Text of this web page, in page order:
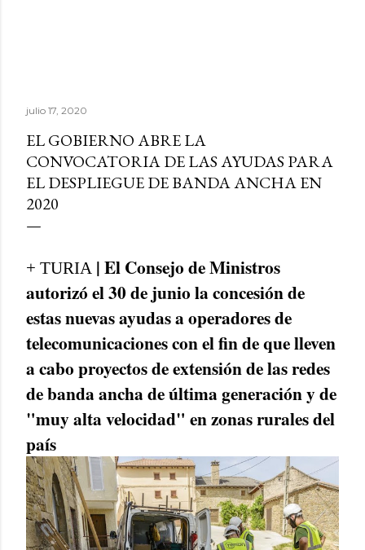
julio 17, 2020
EL GOBIERNO ABRE LA
CONVOCATORIA DE LAS AYUDAS PARA
EL DESPLIEGUE DE BANDA ANCHA EN
2020
+ TURIA | El Consejo de Ministros
autorizó el 30 de junio la concesión de
estas nuevas ayudas a operadores de
telecomunicaciones con el fin de que lleven
a cabo proyectos de extensión de las redes
de banda ancha de última generación y de
"muy alta velocidad" en zonas rurales del
país